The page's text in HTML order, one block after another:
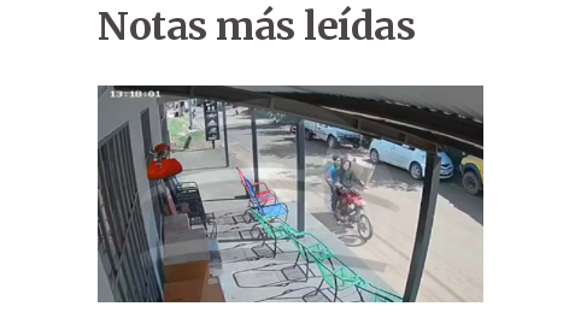
Notas más leídas